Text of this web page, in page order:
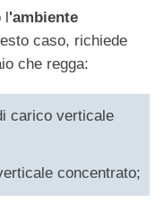
'ambiente
caso, richiede
che regga:
carico verticale
concentrato;